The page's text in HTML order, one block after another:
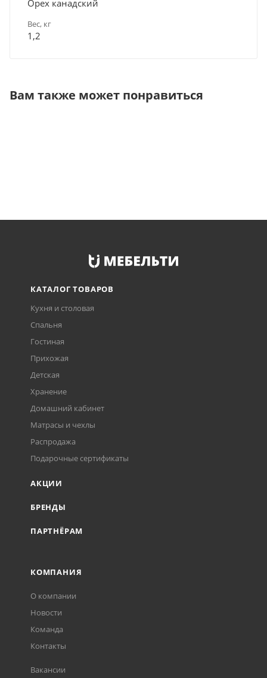
Орех канадский
Вес, кг
1,2
Вам также может понравиться
КАТАЛОГ ТОВАРОВ
Кухня и столовая
Спальня
Гостиная
Прихожая
Детская
Хранение
Домашний кабинет
Матрасы и чехлы
Распродажа
Подарочные сертификаты
АКЦИИ
БРЕНДЫ
ПАРТНЁРАМ
КОМПАНИЯ
О компании
Новости
Команда
Контакты
Вакансии